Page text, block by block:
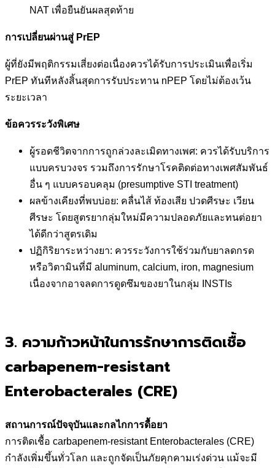
NAT เพื่อยืนยันผลสุดท้าย
การเปลี่ยนผ่านสู่ PrEP
ผู้ที่ยังมีพฤติกรรมเสี่ยงต่อเนื่องควรได้รับการประเมินเพื่อเริ่ม
PrEP ทันทีหลังสิ้นสุดการรับประทาน nPEP โดยไม่ต้องเว้น
ระยะเวลา
ข้อควรระวังพิเศษ
ผู้รอดชีวิตจากการถูกล่วงละเมิดทางเพศ: ควรได้รับบริการ
แบบครบวงจร รวมถึงการรักษาโรคติดต่อทางเพศสัมพันธ์
อื่น ๆ แบบครอบคลุม (presumptive STI treatment)
ผลข้างเคียงที่พบบ่อย: คลื่นไส้ ท้องเสีย ปวดศีรษะ เวียน
ศีรษะ โดยสูตรยากลุ่มใหม่มีความปลอดภัยและทนต่อยา
ได้ดีกว่าสูตรเดิม
ปฏิกิริยาระหว่างยา: ควรระวังการใช้ร่วมกับยาลดกรด
หรือวิตามินที่มี aluminum, calcium, iron, magnesium
เนื่องจากอาจลดการดูดซึมของยาในกลุ่ม INSTIs
3. ความก้าวหน้าในการรักษาการติดเชื้อ
carbapenem-resistant
Enterobacterales (CRE)
สถานการณ์ปัจจุบันและกลไกการดื้อยา
การติดเชื้อ carbapenem-resistant Enterobacterales (CRE)
กำลังเพิ่มขึ้นทั่วโลก และถูกจัดเป็นภัยคุกคามเร่งด่วน แม้จะมี